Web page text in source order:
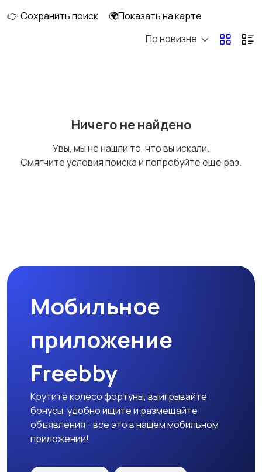
👉 Сохранить поиск
🌍Показать на карте
По новизне
Ничего не найдено
Увы, мы не нашли то, что вы искали.
Смягчите условия поиска и попробуйте еще раз.
Мобильное
приложение
Freebby
Крутите колесо фортуны, выигрывайте
бонусы, удобно ищите и размещайте
объявления - все это в нашем мобильном
приложении!